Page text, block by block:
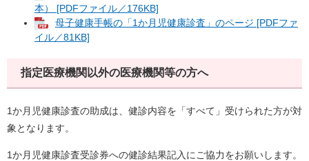
本） [PDFファイル／176KB]
母子健康手帳の「1か月児健康診査」のページ [PDFファ
イル／81KB]
指定医療機関以外の医療機関等の方へ
1か月児健康診査の助成は、健診内容を「すべて」受けられた方が対
象となります。
1か月児健康診査受診券への健診結果記入にご協力をお願いします。